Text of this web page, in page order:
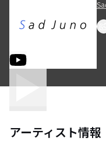
アーティスト情報